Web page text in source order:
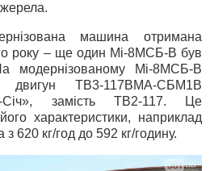
машина отримана
року – ще один Мі-8МСБ-В був
модернізованому Мі-8МСБ-В
двигун ТВ3-117ВМА-СБМ1В
Січ», замість ТВ2-117. Це
характеристики, наприклад
620 кг/год до 592 кг/годину.